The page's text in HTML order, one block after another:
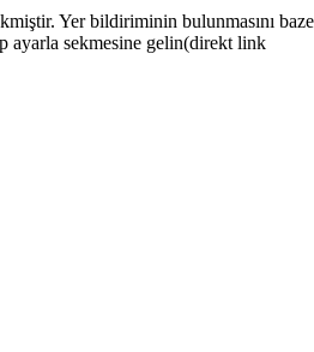
Yer bildiriminin bulunmasını
ayarla sekmesine gelin(direkt link